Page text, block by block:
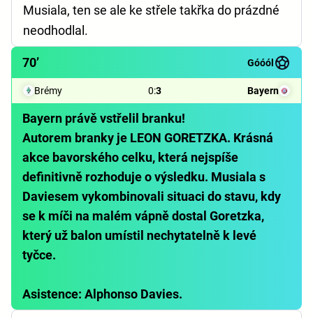
Musiala, ten se ale ke střele takřka do prázdné
neodhodlal.
70’ Góóól
Brémy 0:3 Bayern
Bayern právě vstřelil branku!
Autorem branky je LEON GORETZKA. Krásná
akce bavorského celku, která nejspíše
definitivně rozhoduje o výsledku. Musiala s
Daviesem vykombinovali situaci do stavu, kdy
se k míči na malém vápně dostal Goretzka,
který už balon umístil nechytatelně k levé
tyčce.
Asistence: Alphonso Davies.